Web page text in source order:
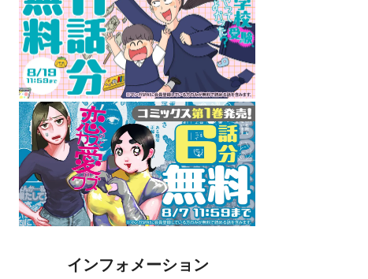
インフォメーション